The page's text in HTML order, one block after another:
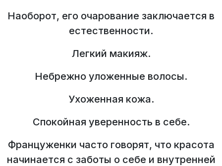
Наоборот, его очарование заключается в
естественности.
Легкий макияж.
Небрежно уложенные волосы.
Ухоженная кожа.
Спокойная уверенность в себе.
Француженки часто говорят, что красота
начинается с заботы о себе и внутренней